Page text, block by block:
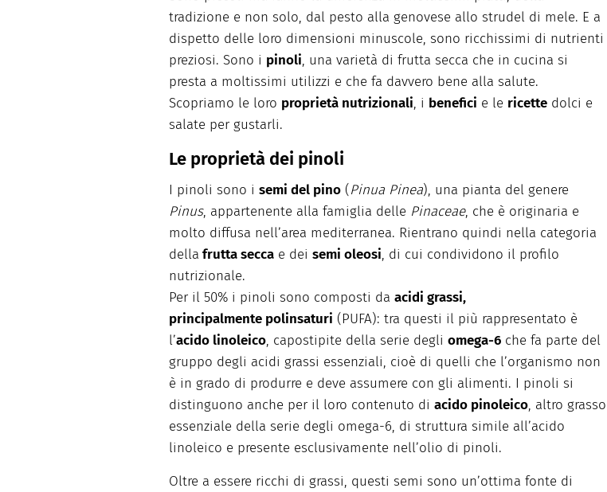
tradizione e non solo, dal pesto alla genovese allo strudel di mele. E a
dispetto delle loro dimensioni minuscole, sono ricchissimi di nutrienti
preziosi. Sono i pinoli, una varietà di frutta secca che in cucina si
presta a moltissimi utilizzi e che fa davvero bene alla salute.
Scopriamo le loro proprietà nutrizionali, i benefici e le ricette dolci e
salate per gustarli.
Le proprietà dei pinoli
I pinoli sono i semi del pino (Pinua Pinea), una pianta del genere
Pinus, appartenente alla famiglia delle Pinaceae, che è originaria e
molto diffusa nell’area mediterranea. Rientrano quindi nella categoria
della frutta secca e dei semi oleosi, di cui condividono il profilo
nutrizionale.
Per il 50% i pinoli sono composti da acidi grassi,
principalmente polinsaturi (PUFA): tra questi il più rappresentato è
l’acido linoleico, capostipite della serie degli omega-6 che fa parte del
gruppo degli acidi grassi essenziali, cioè di quelli che l’organismo non
è in grado di produrre e deve assumere con gli alimenti. I pinoli si
distinguono anche per il loro contenuto di acido pinoleico, altro grasso
essenziale della serie degli omega-6, di struttura simile all’acido
linoleico e presente esclusivamente nell’olio di pinoli.
Oltre a essere ricchi di grassi, questi semi sono un’ottima fonte di